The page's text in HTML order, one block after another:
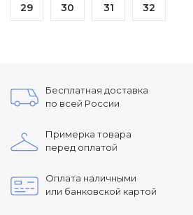
29 30 31 32
Бесплатная доставка
по всей России
Примерка товара
перед оплатой
Оплата наличными
или банковской картой